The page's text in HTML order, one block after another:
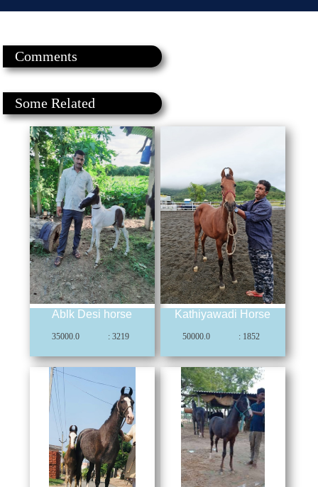
Comments
Some Related
Ablk Desi horse
35000.0 : 3219
Kathiyawadi Horse
50000.0 : 1852